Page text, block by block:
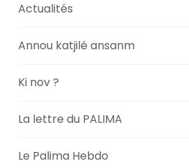
Actualités
Annou katjilé ansanm
Ki nov ?
La lettre du PALIMA
Le Palima Hebdo